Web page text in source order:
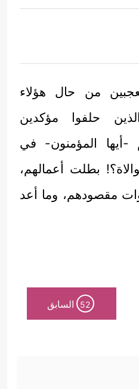
من حال هؤلاء
حلفوا مؤكدين
-أيها المؤمنون- في
بطلت أعمالهم،
مقصودهم، وما أعد
52 السابق